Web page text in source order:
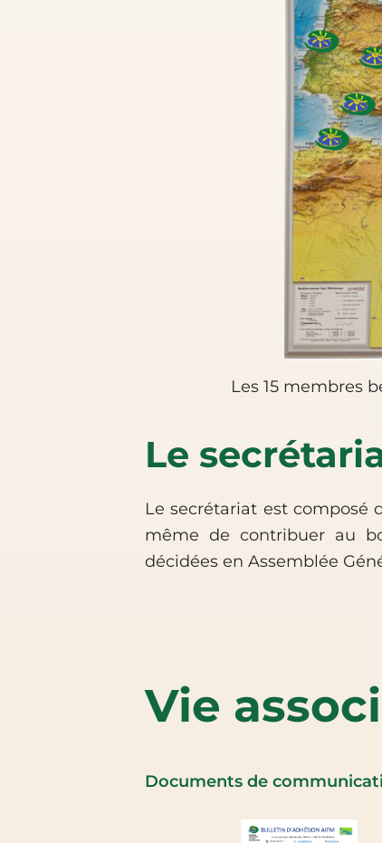
Les 15 membres
Le
Le secrétariat est composé
même de contribuer au
décidées en Assemblée
Vie
Documents de